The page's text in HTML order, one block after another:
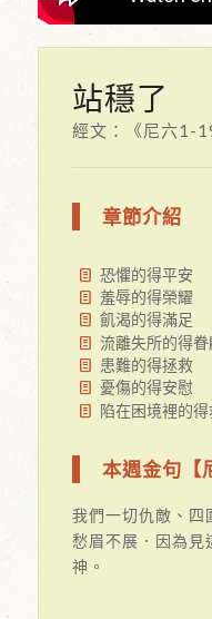
站穩了
經文：《尼六1-
章節介紹
恐懼的得平安
羞辱的得榮耀
飢渴的得滿足
流離失所的得眷
患難的得拯救
憂傷的得安慰
陷在困境裡的
本週金句【
我們一切仇敵、四
愁眉不展．因為
神。